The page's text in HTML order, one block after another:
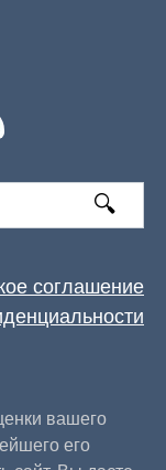
соглашение
вашего
его